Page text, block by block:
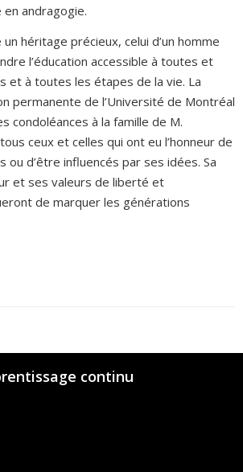
andragogie.
héritage précieux, celui d’un homme
l’éducation accessible à toutes et
et à toutes les étapes de la vie. La
permanente de l’Université de Montréal
condoléances à la famille de M.
ceux et celles qui ont eu l’honneur de
ou d’être influencés par ses idées. Sa
et ses valeurs de liberté et
de marquer les générations
continu